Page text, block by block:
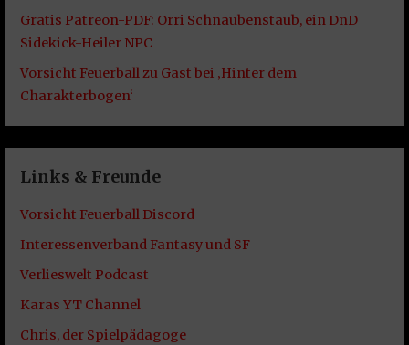
Gratis Patreon-PDF: Orri Schnaubenstaub, ein DnD
Sidekick-Heiler NPC
Vorsicht Feuerball zu Gast bei ‚Hinter dem
Charakterbogen‘
Links & Freunde
Vorsicht Feuerball Discord
Interessenverband Fantasy und SF
Verlieswelt Podcast
Karas YT Channel
Chris, der Spielpädagoge